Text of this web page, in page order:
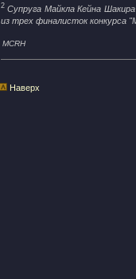
2 Супруга Майкла Кейна
из трех финалисток конкурса
MCRH
Наверх